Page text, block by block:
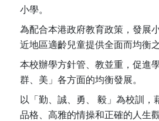
小學。
為配合本港政府教育政策，發展
近地區適齡兒童提供全面而均衡
本校辦學方針管、教並重，促進
群、美」各方面的均衡發展。
以「勤、誠、勇、 毅」為校訓，
品格、高雅的情操和正確的人生觀